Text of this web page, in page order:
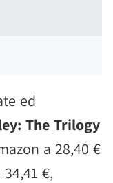
ed
The Trilogy
a 28,40 €
€,